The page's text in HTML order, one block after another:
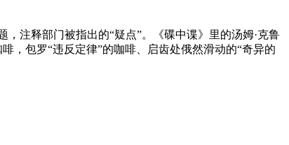
注释部门被指出的“疑点”。《碟中谍》里的汤姆·克鲁
，包罗“违反定律”的咖啡、启齿处俄然滑动的“奇异的